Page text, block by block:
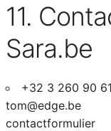
11.
Sara.be
+32 3 260 90 61
tom@edge.be
contactformulier